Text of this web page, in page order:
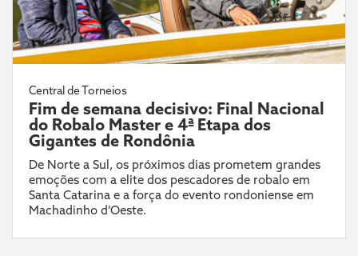
Central de Torneios
Fim de semana decisivo: Final Nacional
do Robalo Master e 4ª Etapa dos
Gigantes de Rondônia
De Norte a Sul, os próximos dias prometem grandes
emoções com a elite dos pescadores de robalo em
Santa Catarina e a força do evento rondoniense em
Machadinho d’Oeste.